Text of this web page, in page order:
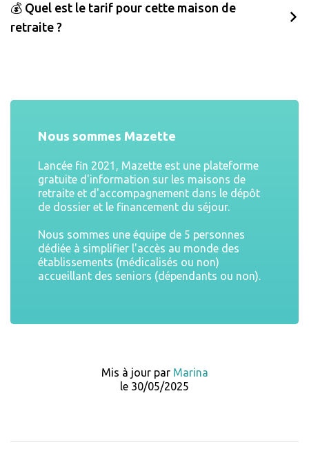
💰 Quel est le tarif pour cette maison de
retraite ?
Nous sommes Mazette
Lancée fin 2021, Mazette est une plateforme
gratuite d'information sur les maisons de
retraite et d'accompagnement dans le dépôt
de dossier et le financement du séjour.
Nous sommes une équipe de 5 personnes
dédiée à simplifier l'accès au monde des
établissements (médicalisés ou non)
accueillant des seniors (dépendants ou non).
Mis à jour par Marina
le 30/05/2025